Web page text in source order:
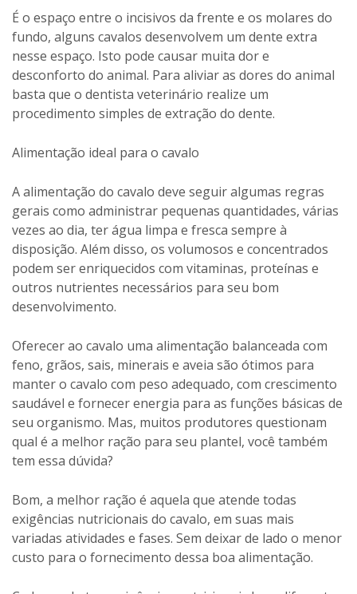
É o espaço entre o incisivos da frente e os molares do
fundo, alguns cavalos desenvolvem um dente extra
nesse espaço. Isto pode causar muita dor e
desconforto do animal. Para aliviar as dores do animal
basta que o dentista veterinário realize um
procedimento simples de extração do dente.
Alimentação ideal para o cavalo
A alimentação do cavalo deve seguir algumas regras
gerais como administrar pequenas quantidades, várias
vezes ao dia, ter água limpa e fresca sempre à
disposição. Além disso, os volumosos e concentrados
podem ser enriquecidos com vitaminas, proteínas e
outros nutrientes necessários para seu bom
desenvolvimento.
Oferecer ao cavalo uma alimentação balanceada com
feno, grãos, sais, minerais e aveia são ótimos para
manter o cavalo com peso adequado, com crescimento
saudável e fornecer energia para as funções básicas de
seu organismo. Mas, muitos produtores questionam
qual é a melhor ração para seu plantel, você também
tem essa dúvida?
Bom, a melhor ração é aquela que atende todas
exigências nutricionais do cavalo, em suas mais
variadas atividades e fases. Sem deixar de lado o menor
custo para o fornecimento dessa boa alimentação.